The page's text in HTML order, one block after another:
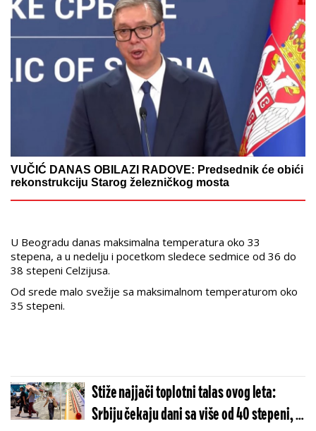
VUČIĆ DANAS OBILAZI RADOVE: Predsednik će obići
rekonstrukciju Starog železničkog mosta
U Beogradu danas maksimalna temperatura oko 33
stepena, a u nedelju i pocetkom sledece sedmice od 36 do
38 stepeni Celzijusa.
Od srede malo svežije sa maksimalnom temperaturom oko
35 stepeni.
Stiže najjači toplotni talas ovog leta:
Srbiju čekaju dani sa više od 40 stepeni, a